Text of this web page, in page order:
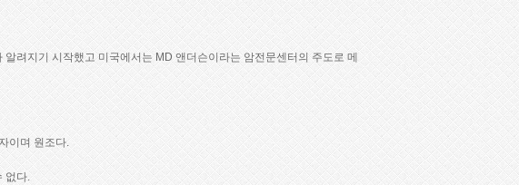
려지기 시작했고 미국에서는 MD 앤더슨이라는 암전문센터의 주도로 메
이며 원조다.
없다.